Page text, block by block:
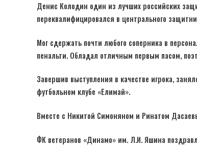
Денис Колодин один из лучших российских
переквалифицировался в центрального
Мог сдержать почти любого соперника в
пенальти. Обладал отличным первым пасом,
Завершив выступления в качестве игрока,
футбольном клубе «Елимай».
Вместе с Никитой Симоняном и Ринатом
ФК ветеранов «Динамо» им. Л.И. Яшина